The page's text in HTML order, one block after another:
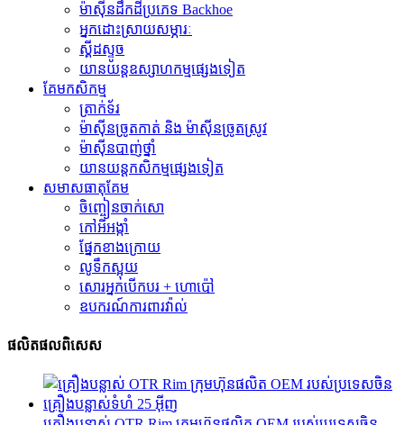
ម៉ាស៊ីន​ដឹក​ដី​ប្រភេទ Backhoe
អ្នកដោះស្រាយសម្ភារៈ
ស្គីដស្ទូច
យានយន្តឧស្សាហកម្មផ្សេងទៀត
គែមកសិកម្ម
ត្រាក់ទ័រ
ម៉ាស៊ីនច្រូតកាត់ និង ម៉ាស៊ីនច្រូតស្រូវ
ម៉ាស៊ីនបាញ់ថ្នាំ
យានយន្តកសិកម្មផ្សេងទៀត
សមាសធាតុ​គែម
ចិញ្ចៀនចាក់សោ
កៅអីអង្កាំ
ផ្នែកខាងក្រោយ
លូទឹកស្អុយ
សោរអ្នកបើកបរ + ហោប៉ៅ
ឧបករណ៍ការពារវ៉ាល់
ផលិតផលពិសេស